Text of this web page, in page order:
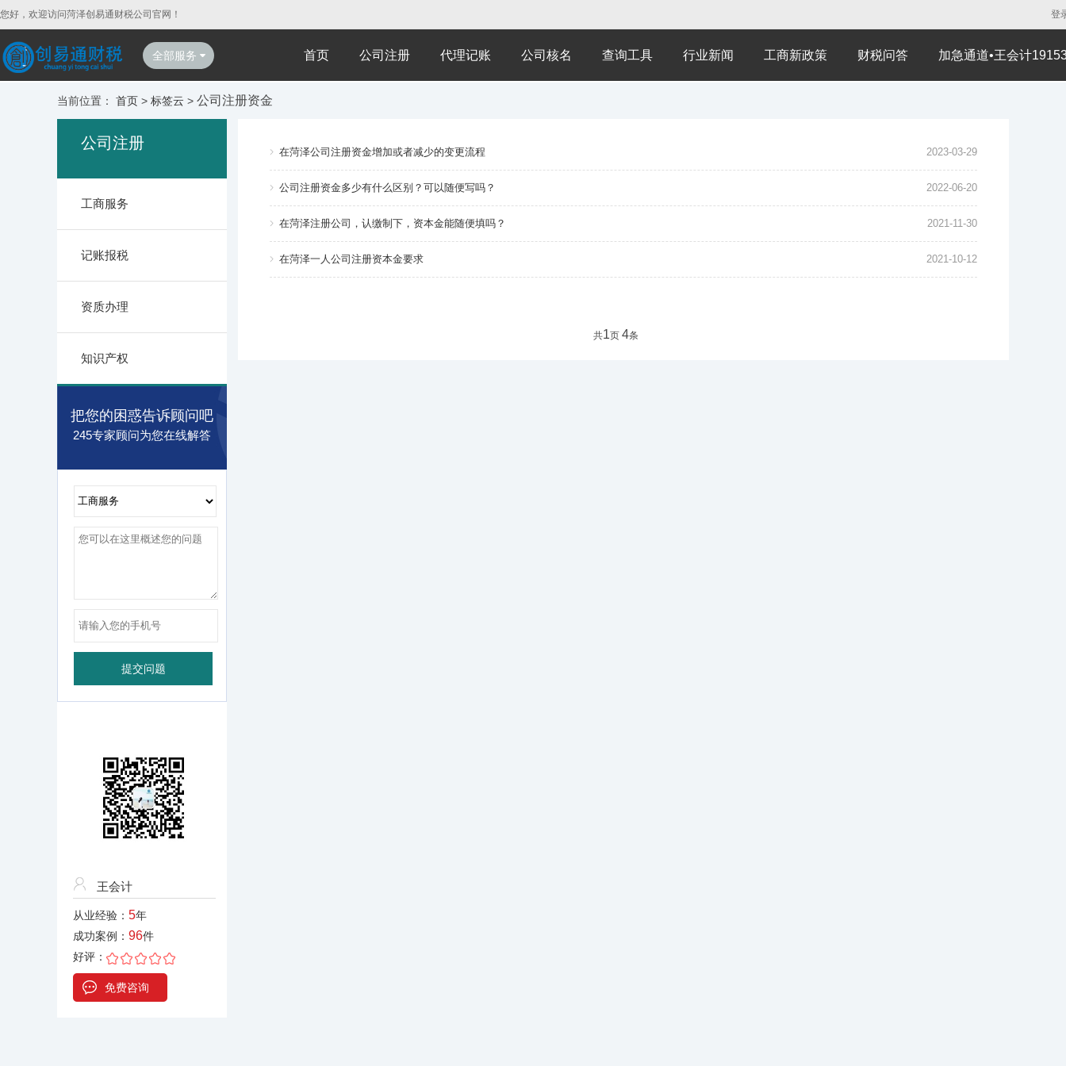
您好，欢迎访问菏泽创易通财税公司官网！ 登
全部服务 首页 公司注册 代理记账 公司核名 查询工具 行业新闻 工商新政策 财税问答 加急通道•王会计
当前位置： 首页 > 标签云 > 公司注册资金
公司注册
工商服务
记账报税
资质办理
知识产权
把您的困惑告诉顾问吧
245专家顾问为您在线解答
王会计
从业经验： 5年
成功案例： 96件
好评：
免费咨询
在菏泽公司注册资金增加或者减少的变更流程 2023-03-29
公司注册资金多少有什么区别？可以随便写吗？ 2022-06-20
在菏泽注册公司，认缴制下，资本金能随便填吗？ 2021-11-30
在菏泽一人公司注册资本金要求 2021-10-12
共1页 4条